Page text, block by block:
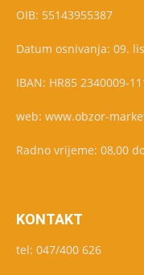
OIB: 55143955387
Datum osnivanja: 09.
IBAN: HR85 2340009-
web: www.obzor-
Radno vrijeme: 08,00
KONTAKT
tel: 047/400 626